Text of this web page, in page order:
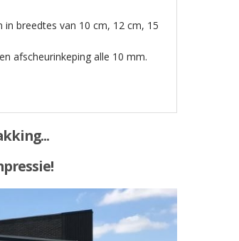
breedtes van 10 cm, 12 cm, 15
afscheurinkeping alle 10 mm.